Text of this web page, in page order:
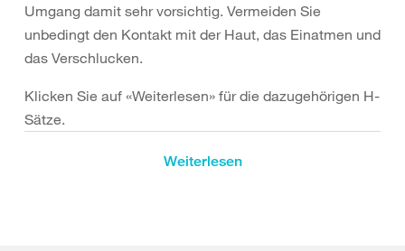
Umgang damit sehr vorsichtig. Vermeiden Sie
unbedingt den Kontakt mit der Haut, das Einatmen und
das Verschlucken.
Klicken Sie auf «Weiterlesen» für die dazugehörigen H-
Sätze.
H300: Lebensgefahr bei Verschlucken
Weiterlesen